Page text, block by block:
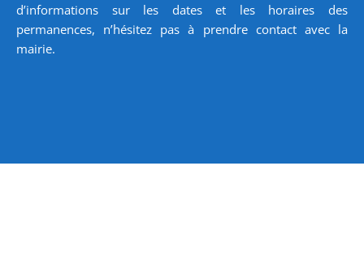
d’informations sur les dates et les horaires des
permanences, n’hésitez pas à prendre contact avec la
mairie.